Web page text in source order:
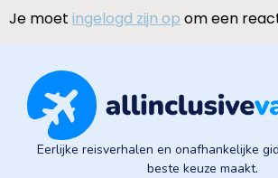
Je moet ingelogd zijn op om een
Eerlijke reisverhalen en onafhankelijke
beste keuze maakt.